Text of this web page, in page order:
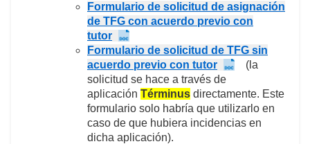
Formulario de solicitud de asignación
de TFG con acuerdo previo con
tutor
Formulario de solicitud de TFG sin
acuerdo previo con tutor
(la
solicitud se hace a través de
aplicación Términus directamente. Este
formulario solo habría que utilizarlo en
caso de que hubiera incidencias en
dicha aplicación).